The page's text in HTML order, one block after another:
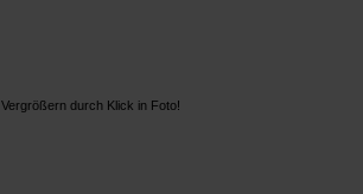
Vergrößern durch Klick in Foto!